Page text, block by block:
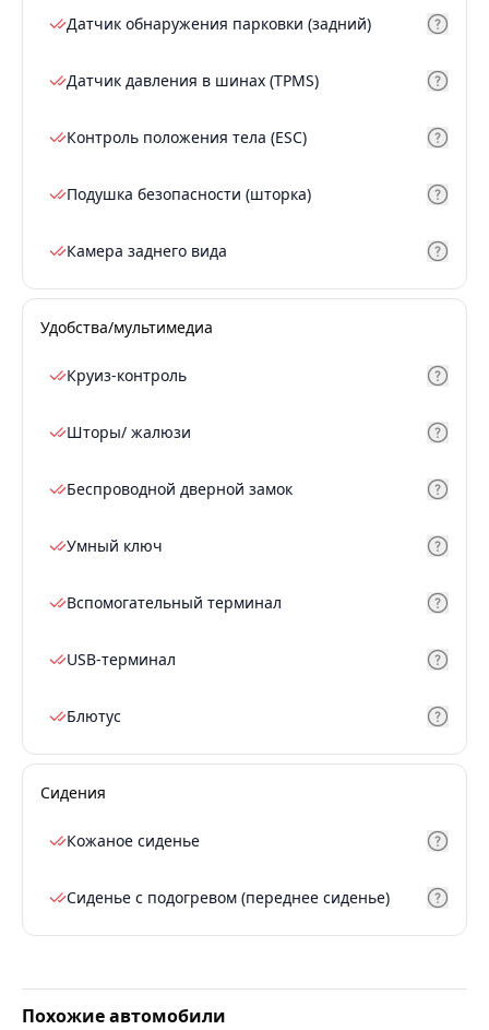
Датчик обнаружения парковки (задний)
Датчик давления в шинах (TPMS)
Контроль положения тела (ESC)
Подушка безопасности (шторка)
Камера заднего вида
Удобства/мультимедиа
Круиз-контроль
Шторы/ жалюзи
Беспроводной дверной замок
Умный ключ
Вспомогательный терминал
USB-терминал
Блютус
Сидения
Кожаное сиденье
Сиденье с подогревом (переднее сиденье)
Похожие автомобили